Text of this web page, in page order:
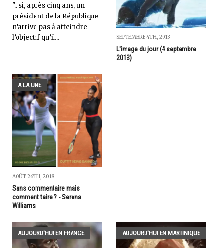
"...si, après cinq ans, un
président de la République
n’arrive pas à atteindre
l’objectif qu’il...
SEPTEMBRE 4TH, 2013
L'image du jour (4 septembre
2013)
A LA UNE
AOÛT 26TH, 2018
Sans commentaire mais
comment taire ? - Serena
Williams
AUJOURD'HUI EN FRANCE AUJOURD'HUI EN MARTINIQUE